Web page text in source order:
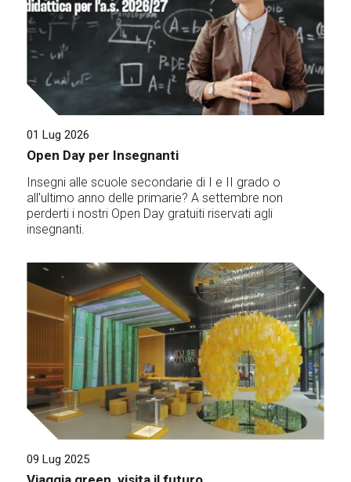
01 Lug 2026
Open Day per Insegnanti
Insegni alle scuole secondarie di I e II grado o
all'ultimo anno delle primarie? A settembre non
perderti i nostri Open Day gratuiti riservati agli
insegnanti.
09 Lug 2025